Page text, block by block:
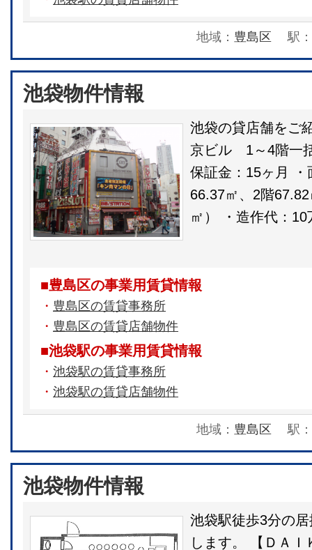
地域： 豊島区 駅：
池袋物件情報
池袋の貸店舗をご
京ビル 1～4階一
保証金：15ヶ月
66.37㎡、2階
㎡） ・造作代：
■豊島区の事業用賃貸情報
・ 豊島区の賃貸事務所
・ 豊島区の賃貸店舗物件
■池袋駅の事業用賃貸情報
・ 池袋駅の賃貸事務所
・ 池袋駅の賃貸店舗物件
地域： 豊島区 駅：
池袋物件情報
池袋駅徒歩3分の
します。 【ＤＡ